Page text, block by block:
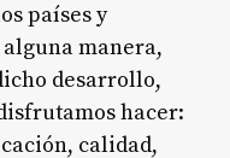
países y
manera,
desarrollo,
hacer:
calidad,